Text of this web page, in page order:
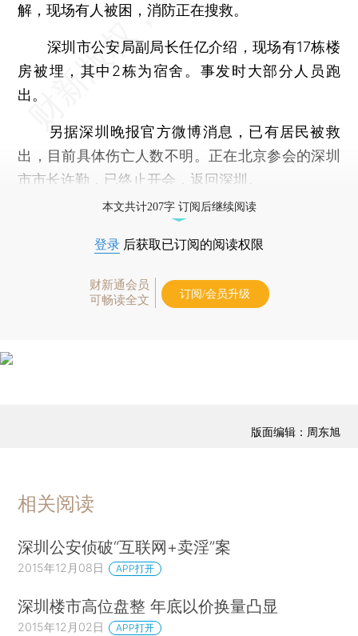
解，现场有人被困，消防正在搜救。
深圳市公安局副局长任亿介绍，现场有17栋楼
房被埋，其中2栋为宿舍。事发时大部分人员跑
出。
另据深圳晚报官方微博消息，已有居民被救
出，目前具体伤亡人数不明。正在北京参会的深圳
市市长许勤，已终止开会，返回深圳。
本文共计207字 订阅后继续阅读
登录 后获取已订阅的阅读权限
财新通会员
可畅读全文
订阅/会员升级
版面编辑：周东旭
相关阅读
深圳公安侦破“互联网+卖淫”案
2015年12月08日 APP打开
深圳楼市高位盘整 年底以价换量凸显
2015年12月02日 APP打开